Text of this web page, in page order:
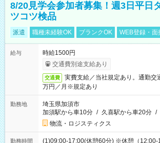
8/20見学会参加者募集！週3日平日
ツコツ検品
派遣 職種未経験OK ブランクOK WEB登録・面
給与
時給1500円
交通費別途支給あり
交通費
実費支給／当社規定あり。通勤交
万円／月※規定あり
勤務地
埼玉県加須市
加須駅から車10分 / 久喜駅から車20分 /
物流・ロジスティクス
勤務時間 (1)09:00-17:00(休憩60分) ※休憩（12:00-